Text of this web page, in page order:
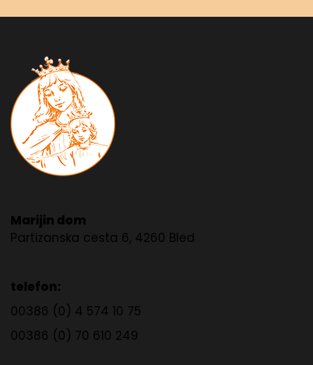
Marijin dom
Partizanska cesta 6, 4260 Bled
telefon:
00386 (0) 4 574 10 75
00386 (0) 70 610 249